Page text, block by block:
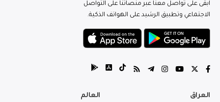
ابقى على تواصل معنا عبر منصاتنا على التواصل
الاجتماعي وتطبيق الرشيد على الهواتف الذكية.
العراق العالم